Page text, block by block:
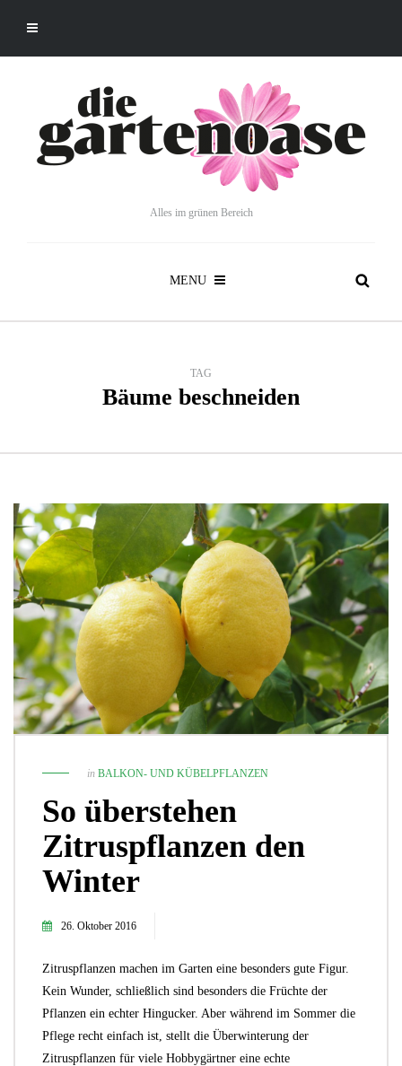
Alles im grünen Bereich
MENU
TAG
Bäume beschneiden
in BALKON- UND KÜBELPFLANZEN
So überstehen
Zitruspflanzen den
Winter
26. Oktober 2016
Zitruspflanzen machen im Garten eine besonders gute Figur.
Kein Wunder, schließlich sind besonders die Früchte der
Pflanzen ein echter Hingucker. Aber während im Sommer die
Pflege recht einfach ist, stellt die Überwinterung der
Zitruspflanzen für viele Hobbygärtner eine echte